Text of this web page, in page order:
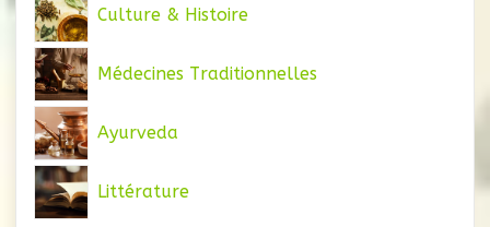
Culture & Histoire
Médecines Traditionnelles
Ayurveda
Littérature